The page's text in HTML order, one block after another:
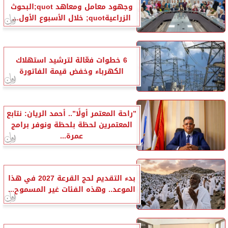
وجهود معامل ومعاهد quot;البحوث
الزراعيةquot; خلال الأسبوع الأول...
6 خطوات فعّالة لترشيد استهلاك
الكهرباء وخفض قيمة الفاتورة
”راحة المعتمر أولًا”.. أحمد الريان: نتابع
المعتمرين لحظة بلحظة ونوفر برامج
عمرة...
بدء التقديم لحج القرعة 2027 في هذا
الموعد.. وهذه الفئات غير المسموح...